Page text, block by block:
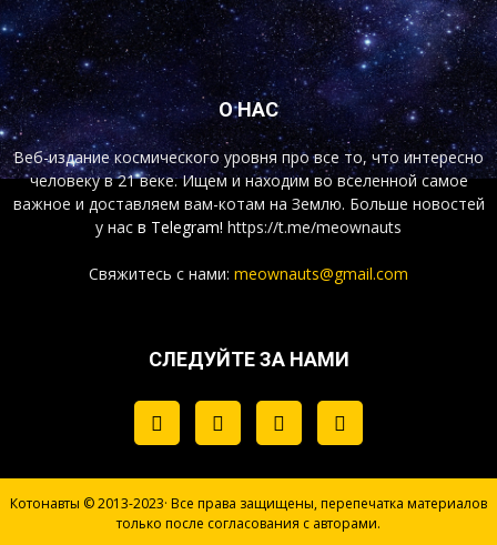
О НАС
Веб-издание космического уровня про все то, что интересно
человеку в 21 веке. Ищем и находим во вселенной самое
важное и доставляем вам-котам на Землю. Больше новостей
у нас в Telegram! https://t.me/meownauts
Свяжитесь с нами: meownauts@gmail.com
СЛЕДУЙТЕ ЗА НАМИ
Котонавты © 2013-2023· Все права защищены, перепечатка материалов
только после согласования с авторами.